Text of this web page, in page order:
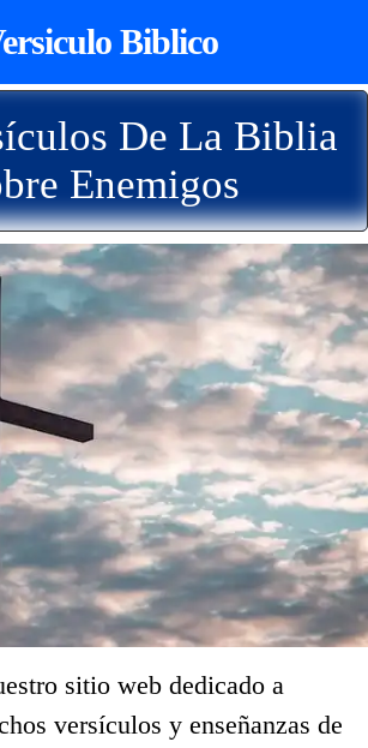
Biblico
De La Biblia
Enemigos
sitio web dedicado a
versículos y enseñanzas de